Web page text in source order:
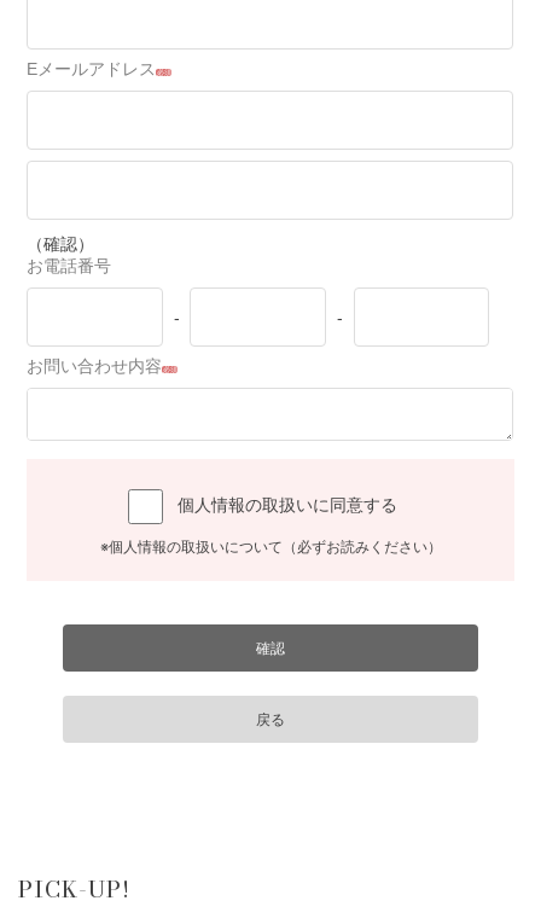
Eメールアドレス必須
（確認）
お電話番号
- -
お問い合わせ内容必須
個人情報の取扱いに同意する
※個人情報の取扱いについて（必ずお読みください）
PICK-UP!